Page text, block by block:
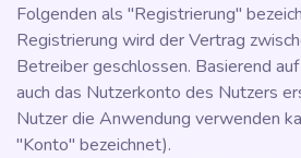
Folgenden als "Registrierung"
Registrierung wird der Vertrag
Betreiber geschlossen. Basierend
auch das Nutzerkonto des Nutzers
Nutzer die Anwendung verwenden
"Konto" bezeichnet).